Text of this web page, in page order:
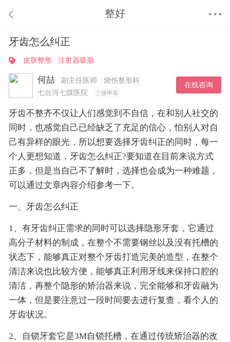
整好
牙齿怎么纠正
皮肤整形 注射器吸脂
何喆 副主任医师
烧伤整形科
七台河七煤医院
三级甲等
在线咨询
牙齿不整齐不仅让人们感觉到不自信，在和别人社交的
同时，也感觉自己已经缺乏了充足的信心，怕别人对自
己有异样的眼光，所以想要选择牙齿纠正的同时，每一
个人更想知道，牙齿怎么纠正?要知道在目前来说方式
正多，但是当自己不了解时，选择也会成为一种难题，
可以通过文章内容介绍参考一下。
一、牙齿怎么纠正
1、有牙齿纠正需求的同时可以选择隐形牙套，它通过
高分子材料的制成，在整个不需要钢丝以及没有托槽的
状态下，能够真正对整个牙齿打造完美的造型，在整个
清洁来说也比较方便，能够真正利用牙线来保持口腔的
清洁，再整个隐形的矫治器来说，完全能够和牙齿融为
一体，但是要注意过一段时间要去进行复查，看个人的
牙齿状况。
2、自锁牙套它是3M自锁托槽，在通过传统矫治器的改